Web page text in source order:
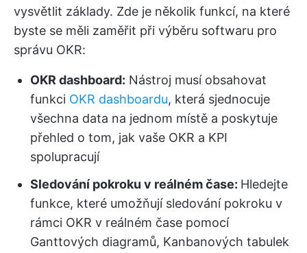
vysvětlit základy. Zde je několik funkcí, na které
byste se měli zaměřit při výběru softwaru pro
správu OKR:
OKR dashboard: Nástroj musí obsahovat
funkci OKR dashboardu, která sjednocuje
všechna data na jednom místě a poskytuje
přehled o tom, jak vaše OKR a KPI
spolupracují
Sledování pokroku v reálném čase: Hledejte
funkce, které umožňují sledování pokroku v
rámci OKR v reálném čase pomocí
Ganttových diagramů, Kanbanových tabulek